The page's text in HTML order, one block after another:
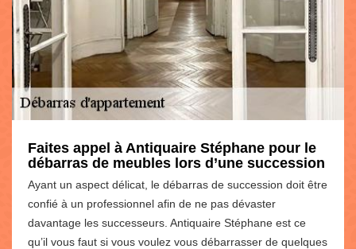
Faites appel à Antiquaire Stéphane pour le
débarras de meubles lors d’une succession
Ayant un aspect délicat, le débarras de succession doit être
confié à un professionnel afin de ne pas dévaster
davantage les successeurs. Antiquaire Stéphane est ce
qu’il vous faut si vous voulez vous débarrasser de quelques